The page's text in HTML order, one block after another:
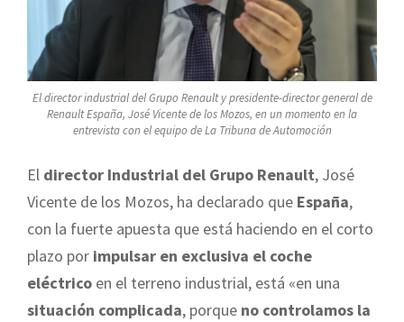
El director industrial del Grupo Renault y presidente-director general de
Renault España, José Vicente de los Mozos, en un momento en la
entrevista con el equipo de La Tribuna de Automoción
El director Industrial del Grupo Renault, José
Vicente de los Mozos, ha declarado que España,
con la fuerte apuesta que está haciendo en el corto
plazo por impulsar en exclusiva el coche
eléctrico en el terreno industrial, está «en una
situación complicada, porque no controlamos la